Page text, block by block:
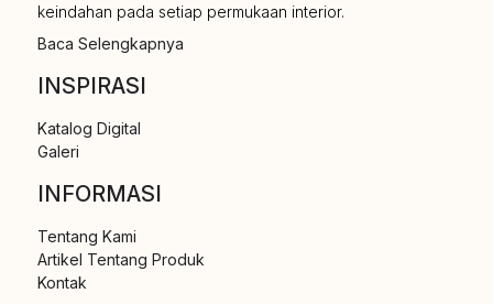
keindahan pada setiap permukaan interior.
Baca Selengkapnya
INSPIRASI
Katalog Digital
Galeri
INFORMASI
Tentang Kami
Artikel Tentang Produk
Kontak